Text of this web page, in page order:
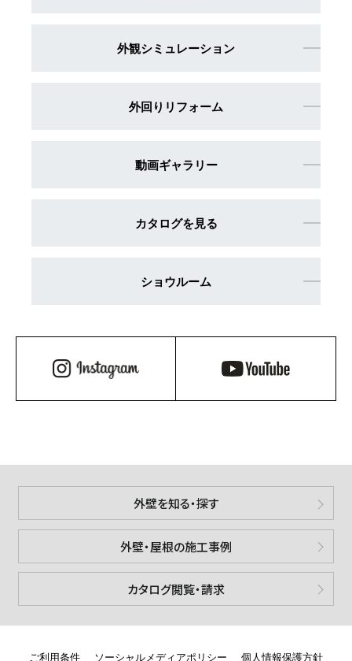
外観シミュレーション
外回りリフォーム
動画ギャラリー
カタログを見る
ショウルーム
Instagram YouTube
外壁を知る・探す
外壁・屋根の施工事例
カタログ閲覧・請求
ご利用条件 ソーシャルメディアポリシー 個人情報保護方針